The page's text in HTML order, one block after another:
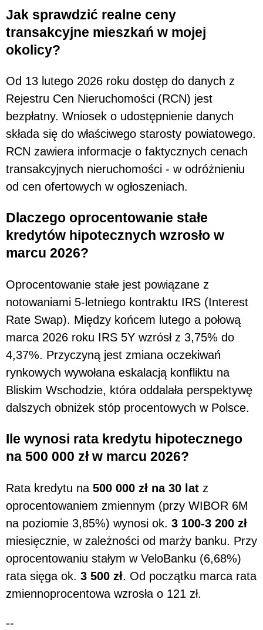
Jak sprawdzić realne ceny
transakcyjne mieszkań w mojej
okolicy?
Od 13 lutego 2026 roku dostęp do danych z
Rejestru Cen Nieruchomości (RCN) jest
bezpłatny. Wniosek o udostępnienie danych
składa się do właściwego starosty powiatowego.
RCN zawiera informacje o faktycznych cenach
transakcyjnych nieruchomości - w odróżnieniu
od cen ofertowych w ogłoszeniach.
Dlaczego oprocentowanie stałe
kredytów hipotecznych wzrosło w
marcu 2026?
Oprocentowanie stałe jest powiązane z
notowaniami 5-letniego kontraktu IRS (Interest
Rate Swap). Między końcem lutego a połową
marca 2026 roku IRS 5Y wzrósł z 3,75% do
4,37%. Przyczyną jest zmiana oczekiwań
rynkowych wywołana eskalacją konfliktu na
Bliskim Wschodzie, która oddalała perspektywę
dalszych obniżek stóp procentowych w Polsce.
Ile wynosi rata kredytu hipotecznego
na 500 000 zł w marcu 2026?
Rata kredytu na 500 000 zł na 30 lat z
oprocentowaniem zmiennym (przy WIBOR 6M
na poziomie 3,85%) wynosi ok. 3 100-3 200 zł
miesięcznie, w zależności od marży banku. Przy
oprocentowaniu stałym w VeloBanku (6,68%)
rata sięga ok. 3 500 zł. Od początku marca rata
zmiennoprocentowa wzrosła o 121 zł.
--